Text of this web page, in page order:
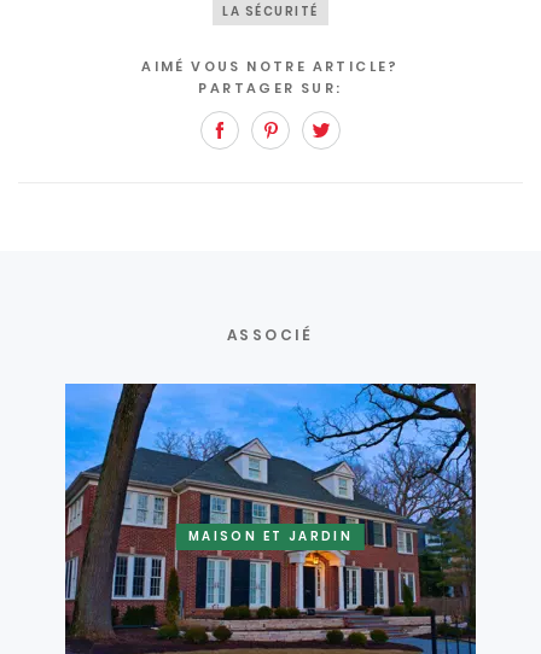
LA SÉCURITÉ
AIMÉ VOUS NOTRE ARTICLE?
PARTAGER SUR:
FacebookPinterest
ASSOCIÉ
MAISON ET JARDIN